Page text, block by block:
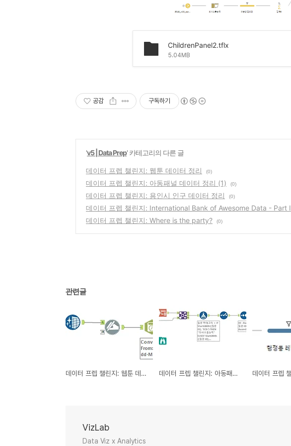
ChildrenPanel2.tflx
5.04MB
공감 구독하기
'v5 | Data Prep' 카테고리의 다른 글
데이터 프렙 챌린지: 웹툰 데이터 정리 (0)
데이터 프렙 챌린지: 아동패널 데이터 정리 (1) (0)
데이터 프렙 챌린지: 용인시 인구 데이터 정리 (0)
데이터 프렙 챌린지: International Bank of Awesome Data - Part I
데이터 프렙 챌린지: Where is the party? (0)
관련글
데이터 프렙 챌린지: 웹툰 데이터 정리 데이터 프렙 챌린지: 아동패널 데이터 정리 (1)
VizLab
Data Viz x Analytics